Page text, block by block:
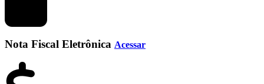
Nota Fiscal Eletrônica Acessar